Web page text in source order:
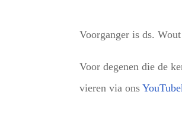
Voorganger is ds.
Voor degenen die de
vieren via ons